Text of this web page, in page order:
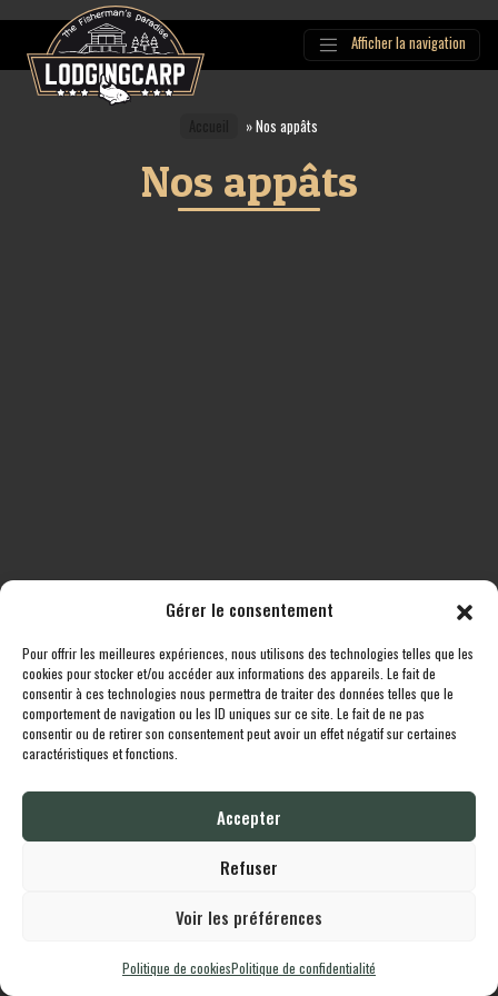
Gérer le consentement
Pour offrir les meilleures expériences, nous utilisons des technologies telles que les
cookies pour stocker et/ou accéder aux informations des appareils. Le fait de
consentir à ces technologies nous permettra de traiter des données telles que le
comportement de navigation ou les ID uniques sur ce site. Le fait de ne pas
consentir ou de retirer son consentement peut avoir un effet négatif sur certaines
caractéristiques et fonctions.
Accepter
Refuser
Voir les préférences
Politique de cookiesPolitique de confidentialité
Main
Navigation
Afficher la navigation
»Nos appâts
Nos appâts
Toutes les destinations Boutique Le cheptel Contact
Lodgingcarppropulsé fièrement par Une créationWhornat.com | Mentions
Légales | Politique de confidentialité
English Français